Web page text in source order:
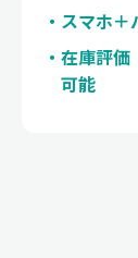
スマホ＋
在庫評価
可能